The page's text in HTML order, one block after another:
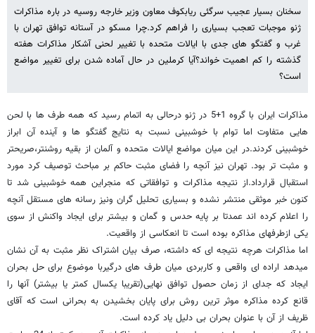
سخنان بسیار عجیب سرگئی ریابکوف معاون وزیر خارجه روسیه در باره مذاکرات
ژنو موجبات تعجب بسیاری را فراهم کرد.چرا مسکو در آستانه توافق تهران با
غرب و گفتگو های جدی با ایالات متحده با تغییر لحنی آشکار مذاکرات هفته
گذشته را کم اهمیت خواند؟آیا کرملین در حال آماده شدن برای تغییر مواضع
است؟
مذاکرات ایران با گروه 1+5 در ژنو درحالی به اتمام رسید که همه طرف ها با لحن
هایی متفاوت اما توام با خوشبینی نسبت به نتایج گفتگو ها و آینده آن ابراز
خوشبینی کردند.در این میان مواضع ایالات متحده و آلمان از بقیه روشنتر،صریحتر
و مثبت تر بود. تهران نیز آنچه را فضای مثبت حاکم بر مباحث توصیف کرد مورد
استقبال قرارداد.از نتیجه مذاکرات و توافقاتی که منجراین همه خوشبینی شد تا
کنون خبر موثقی منتشر نشده و بسیاری تحلیل گران ونیز رسانه های مستقل آنچه
را اعلام کرده اند عمدتا بر پایه حدس و گمان و بیشتر برای ایجاد واکنش از سوی
یکی ازطرفهای مذاکره بوده است تا انعکاسی از واقعیت.
اما مذاکرات هرچه نتیجه ای که داشته، صرف بیان اشتراک نظر مثبت به آن نشان
میدهد اراده ای واقعی و کاربردی میان طرف های درگیربا موضوع برای حل بحران
ایجاد که جدای از زمان حصول توافق نهایی(تقریبا یکسال کمتر یا بیشتر) آنها را
قانع کرده مذاکره موثر ترین روش برای پایان بخشیدن به بحرانی است که آقای
ظریف از آن با عنوان بحران بی دلیل یاد کرده است.